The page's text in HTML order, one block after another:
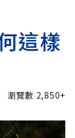
這樣
瀏覽數 2,850+